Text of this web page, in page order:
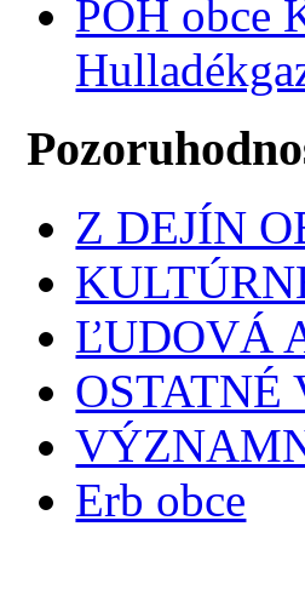
POH obce
Z DEJÍN
ĽUDOVÁ
Erb obce